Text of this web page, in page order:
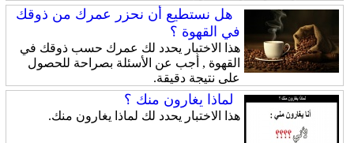
هل نستطيع أن نحزر عمرك من ذوقك
في القهوة ؟
هذا الاختبار يحدد لك عمرك حسب ذوقك في
القهوة , أجب عن الأسئلة بصراحة للحصول
على نتيجة دقيقة.
لماذا يغارون منك ؟
هذا الاختبار يحدد لك لماذا يغارون منك.